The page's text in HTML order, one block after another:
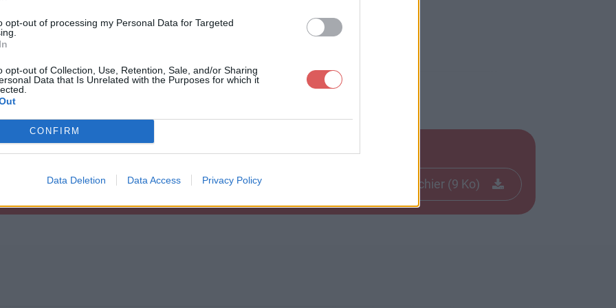
opt-out of processing my Personal Data for Targeted
opt-out of Collection, Use, Retention, Sale, and/or Sharing
Data that Is Unrelated with the Purposes for which it
CONFIRM
Data Deletion Data Access Privacy Policy Télécharger le fichier (9 Ko)